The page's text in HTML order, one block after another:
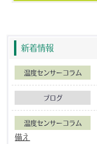
新着情報
温度センサーコラム
ブログ
温度センサーコラム
備え